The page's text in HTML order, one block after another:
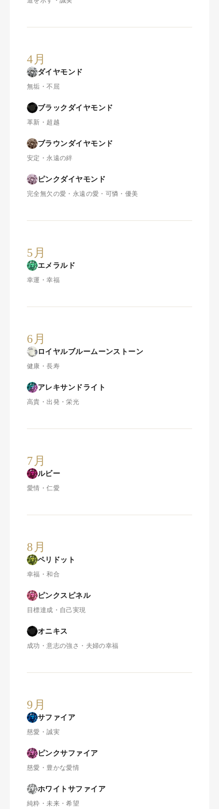
4月
ダイヤモンド
無垢・不屈
ブラックダイヤモンド
革新・超越
ブラウンダイヤモンド
安定・永遠の絆
ピンクダイヤモンド
完全無欠の愛・永遠の愛・可憐・優美
5月
エメラルド
幸運・幸福
6月
ロイヤルブルームーンストーン
健康・長寿
アレキサンドライト
高貴・出発・栄光
7月
ルビー
愛情・仁愛
8月
ペリドット
幸福・和合
ピンクスピネル
目標達成・自己実現
オニキス
成功・意志の強さ・夫婦の幸福
9月
サファイア
慈愛・誠実
ピンクサファイア
慈愛・豊かな愛情
ホワイトサファイア
純粋・未来・希望